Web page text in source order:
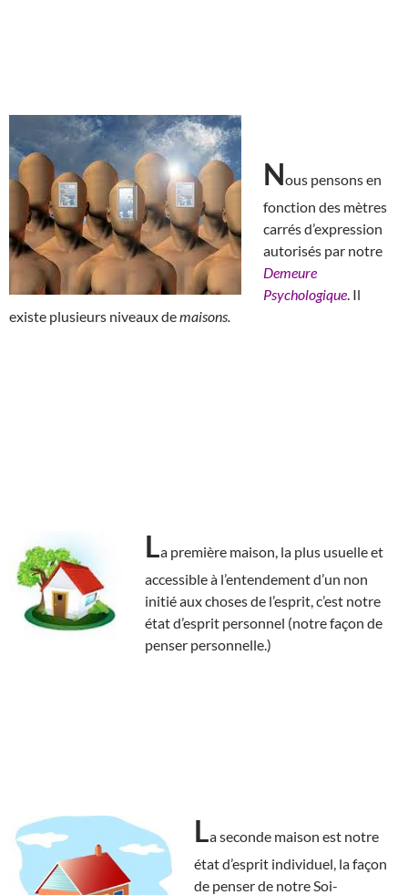
Nous pensons en
fonction des mètres
carrés d’expression
autorisés par notre
Demeure
Psychologique . Il
existe plusieurs niveaux demaisons.
La première maison, la plus usuelle et
accessible à l’entendement d’un non
initié aux choses de l’esprit, c’est notre
état d’esprit personnel (notre façon de
penser personnelle.)
La seconde maison est notre
état d’esprit individuel, la façon
de penser de notre Soi-